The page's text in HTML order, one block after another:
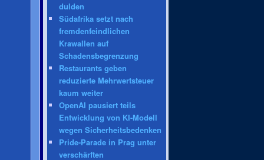
dulden
Südafrika setzt nach
fremdenfeindlichen
Krawallen auf
Schadensbegrenzung
Restaurants geben
reduzierte Mehrwertsteuer
kaum weiter
OpenAI pausiert teils
Entwicklung von KI-Modell
wegen Sicherheitsbedenken
Pride-Parade in Prag unter
verschärften